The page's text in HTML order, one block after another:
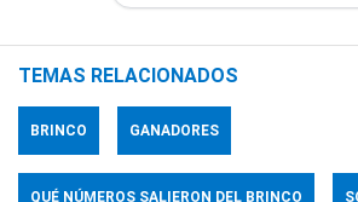
TEMAS RELACIONADOS
BRINCO GANADORES
QUÉ NÚMEROS SALIERON DEL BRINCO